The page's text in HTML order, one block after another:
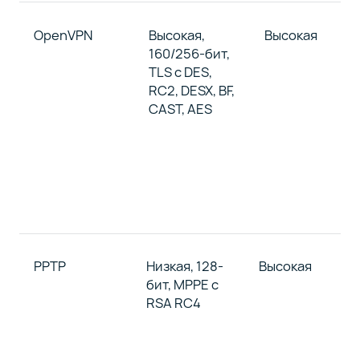
OpenVPN
Высокая,
160/256-бит,
TLS с DES,
RC2, DESX, BF,
CAST, AES
Высокая
PPTP
Низкая, 128-
бит, MPPE с
RSA RC4
Высокая